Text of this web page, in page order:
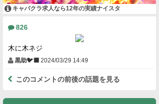
キャバクラ求人なら12年の実績ナイスタ
826
木に木ネジ
黒助🐦‍⬛ 2024/03/29 14:49
このコメントの前後の話題を見る